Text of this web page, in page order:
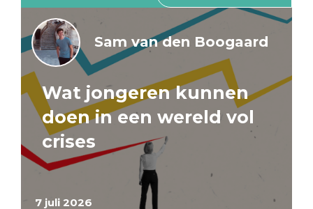
7 juli 2026
Sam van den Boogaard
Wat jongeren kunnen
doen in een wereld vol
crises